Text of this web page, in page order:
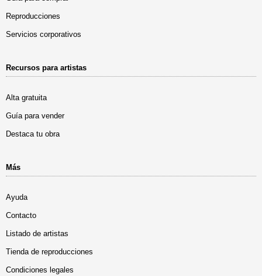
Reproducciones
Servicios corporativos
Recursos para artistas
Alta gratuita
Guía para vender
Destaca tu obra
Más
Ayuda
Contacto
Listado de artistas
Tienda de reproducciones
Condiciones legales